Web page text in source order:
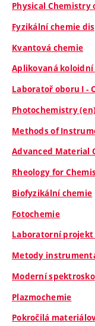
Physical Chemistry
Fyzikální chemie
Kvantová chemie
Aplikovaná koloidní
Laboratoř oboru I -
Photochemistry (en)
Methods of
Advanced Material
Rheology for
Biofyzikální chemie
Fotochemie
Laboratorní projekt
Metody
Moderní
Plazmochemie
Pokročilá